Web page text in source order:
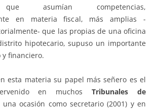
que asumían competencias,
en materia fiscal, más amplias -
que las propias de una oficina
hipotecario, supuso un importante
financiero.
esta materia su papel más señero es el
en muchosTribunales de
ocasión como secretario (2001) y en